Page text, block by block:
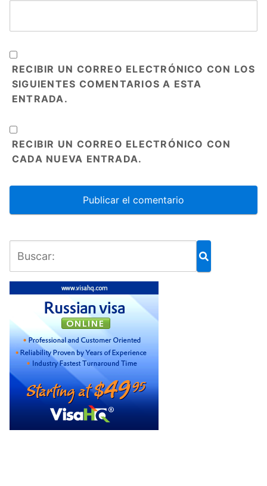
RECIBIR UN CORREO ELECTRÓNICO CON LOS
SIGUIENTES COMENTARIOS A ESTA
ENTRADA.
RECIBIR UN CORREO ELECTRÓNICO CON
CADA NUEVA ENTRADA.